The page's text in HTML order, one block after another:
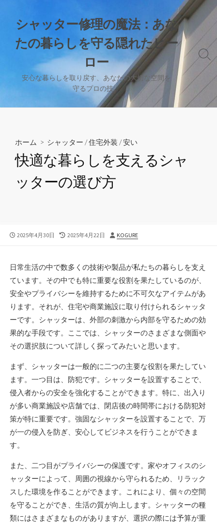
シャッター修理の魔法：あな
たの暮らしを守る隠れたヒー
ロー
安心な暮らしを取り戻す、あなたの大切な空間を
守るプロの技。
検
索
り
え
ホーム > シャッター /住宅外装 /安い
快適な暮らしを支えるシャ
ッターの選び方
公
2025年4月30日
最
新
日
2025年4月22日
投
KOGURE
日常生活の中で数多くの技術や製品が私たちの暮らしを支え
ています。 その中でも特に重要な役割を果たしているのが、
安全やプライバシーを維持するために不可欠なアイテムがあ
ります。それが、住宅や商業施設に取り付けられるシャッタ
ーです。シャッターは、外部の刺激から内部を守るための効
果的な手段です。ここでは、シャッターのさまざまな側面や
その選択肢について詳しく探ってみたいと思います。
まず、シャッターは一般的に二つの主要な役割を果たしてい
ます。一つ目は、防犯です。シャッターを設置することで、
侵入者からの安全を強化することができます。特に、出入り
が多い商業施設や店舗では、閉店後の時間帯における防犯対
策が特に重要です。強固なシャッターを設置することで、万
が一の侵入を防ぎ、安心してビジネスを行うことができま
す。
また、二つ目がプライバシーの保護です。家やオフィスのシ
ャッターによって、周囲の視線から守られるため、リラック
スした環境を作ることができます。これにより、個々の空間
を守ることができ、生活の質が向上します。シャッターの種
類にはさまざまなものがありますが、選択の際には予算が重